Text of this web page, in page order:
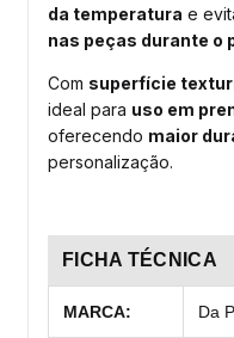
da temperatura e
nas peças durante o
Com superfície
ideal para uso em
oferecendo maior
personalização.
FICHA TÉCNICA
MARCA: Da